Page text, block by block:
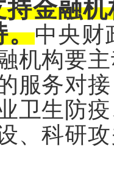
金融
。中央财
机构要
服务对
卫生防
、科研